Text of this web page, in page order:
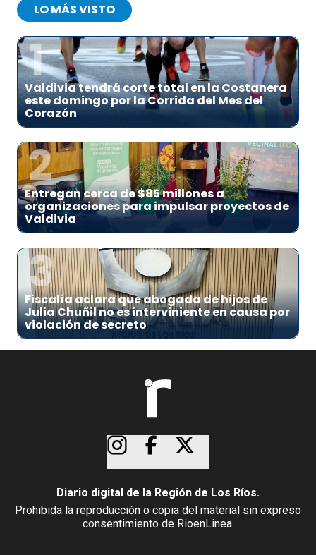
LO MÁS VISTO
1
Valdivia tendrá corte total en la Costanera
este domingo por la Corrida del Mes del
Corazón
2
Entregan cerca de $85 millones a
organizaciones para impulsar proyectos de
Valdivia
3
Fiscalía aclara que abogada de hijos de
Julia Chuñil no es interviniente en causa por
violación de secreto
Diario digital de la Región de Los Ríos.
Prohibida la reproducción o copia del material sin expreso
consentimiento de RioenLinea.